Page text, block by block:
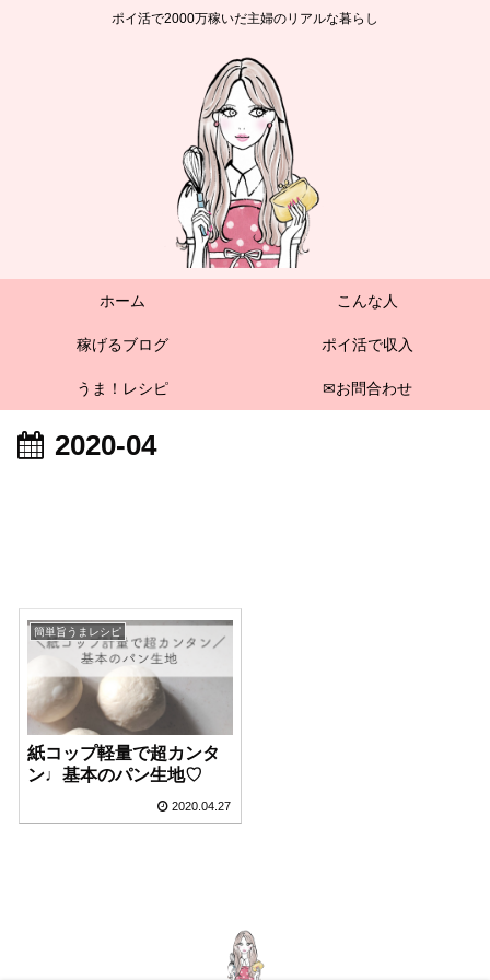
ポイ活で2000万稼いだ主婦のリアルな暮らし
ホーム こんな人
稼げるブログ ポイ活で収入
うま！レシピ ✉お問合わせ
2020-04
簡単旨うまレシピ
紙コップ軽量で超カンタ
ン♩基本のパン生地♡
2020.04.27